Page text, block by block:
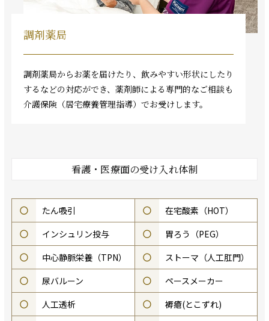
調剤薬局
調剤薬局からお薬を届けたり、飲みやすい形状にしたり
するなどの対応ができ、薬剤師による専門的なご相談も
介護保険（居宅療養管理指導）でお受けします。
看護・医療面の受け入れ体制
○ たん吸引 ○
在宅酸素（HOT）
○
インシュリン投与 ○
胃ろう（PEG）
○
中心静脈栄養（TPN） ○
ストーマ（人工肛門）
○
尿バルーン ○
ペースメーカー
○
人工透析 ○
褥瘡(とこずれ)